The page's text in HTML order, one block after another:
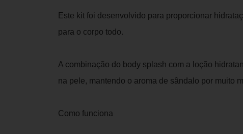
Este kit foi desenvolvido para proporcionar
para o corpo todo.
A combinação do body splash com a loção
na pele, mantendo o aroma de sândalo por muito
Como funciona